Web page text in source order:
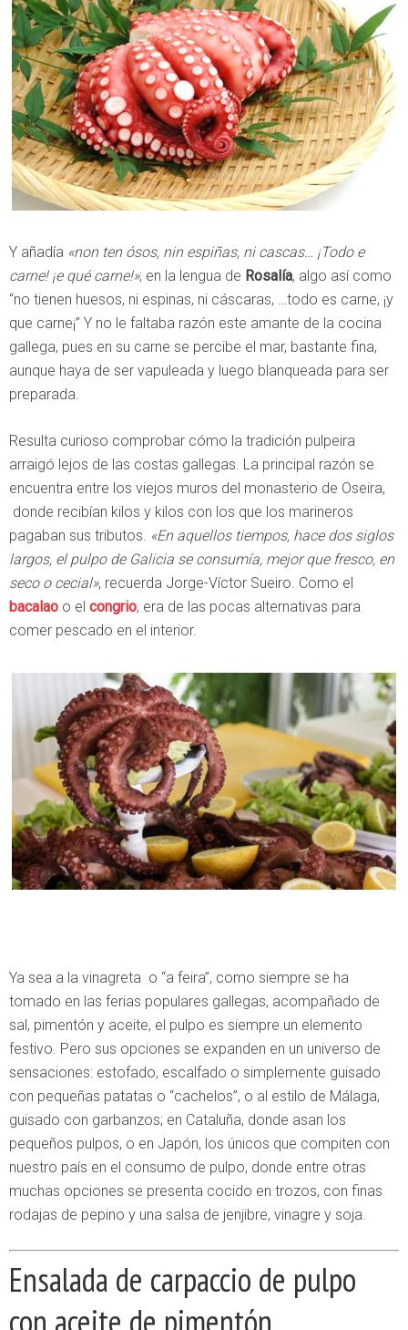
Y añadía «non ten ósos, nin espiñas, ni cascas… ¡Todo e
carne! ¡e qué carne!»; en la lengua de Rosalía, algo así como
“no tienen huesos, ni espinas, ni cáscaras, …todo es carne, ¡y
que carne¡” Y no le faltaba razón este amante de la cocina
gallega, pues en su carne se percibe el mar, bastante fina,
aunque haya de ser vapuleada y luego blanqueada para ser
preparada.
Resulta curioso comprobar cómo la tradición pulpeira
arraigó lejos de las costas gallegas. La principal razón se
encuentra entre los viejos muros del monasterio de Oseira,
donde recibían kilos y kilos con los que los marineros
pagaban sus tributos. «En aquellos tiempos, hace dos siglos
largos, el pulpo de Galicia se consumía, mejor que fresco, en
seco o cecial», recuerda Jorge-Víctor Sueiro. Como el
bacalao o el congrio, era de las pocas alternativas para
comer pescado en el interior.
Ya sea a la vinagreta o “a feira”, como siempre se ha
tomado en las ferias populares gallegas, acompañado de
sal, pimentón y aceite, el pulpo es siempre un elemento
festivo. Pero sus opciones se expanden en un universo de
sensaciones: estofado, escalfado o simplemente guisado
con pequeñas patatas o “cachelos”, o al estilo de Málaga,
guisado con garbanzos; en Cataluña, donde asan los
pequeños pulpos, o en Japón, los únicos que compiten con
nuestro país en el consumo de pulpo, donde entre otras
muchas opciones se presenta cocido en trozos, con finas
rodajas de pepino y una salsa de jenjibre, vinagre y soja.
Ensalada de carpaccio de pulpo
con aceite de pimentón